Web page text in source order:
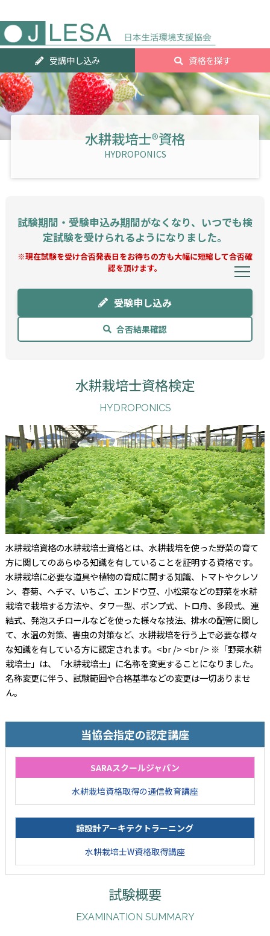
グ
受講申し込み 資格を探す
水耕栽培士®資格
HYDROPONICS
試験期間・受験申込み期間がなくなり、いつでも検
定試験を受けられるようになりました。
※現在試験を受け合否発表日をお待ちの方も大幅に短縮して合否確
認を頂けます。
受験申し込み
合否結果確認
水耕栽培士資格検定
HYDROPONICS
水耕栽培資格の水耕栽培士資格とは、水耕栽培を使った野菜の育て
方に関してのあらゆる知識を有していることを証明する資格です。
水耕栽培に必要な道具や植物の育成に関する知識、トマトやクレソ
ン、春菊、ヘチマ、いちご、エンドウ豆、小松菜などの野菜を水耕
栽培で栽培する方法や、タワー型、ポンプ式、トロ舟、多段式、連
結式、発泡スチロールなどを使った様々な技法、排水の配管に関し
て、水温の対策、害虫の対策など、水耕栽培を行う上で必要な様々
な知識を有している方に認定されます。<br /> <br /> ※「野菜水耕
栽培士」は、「水耕栽培士」に名称を変更することになりました。
名称変更に伴う、試験範囲や合格基準などの変更は一切ありませ
ん。
当協会指定の認定講座
SARAスクールジャパン
水耕栽培資格取得の通信教育講座
諒設計アーキテクトラーニング
水耕栽培士W資格取得講座
試験概要
EXAMINATION SUMMARY